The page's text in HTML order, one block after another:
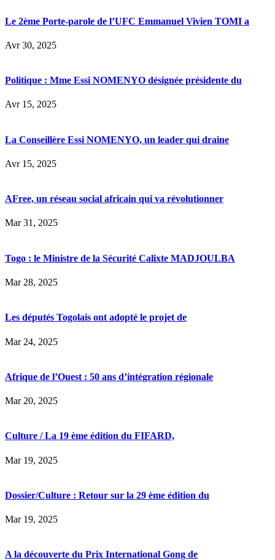
Le 2ème Porte-parole de l’UFC Emmanuel Vivien TOMI a
Avr 30, 2025
Politique : Mme Essi NOMENYO désignée présidente du
Avr 15, 2025
La Conseillère Essi NOMENYO, un leader qui draine
Avr 15, 2025
AFree, un réseau social africain qui va révolutionner
Mar 31, 2025
Togo : le Ministre de la Sécurité Calixte MADJOULBA
Mar 28, 2025
Les députés Togolais ont adopté le projet de
Mar 24, 2025
Afrique de l’Ouest : 50 ans d’intégration régionale
Mar 20, 2025
Culture / La 19 ème édition du FIFARD,
Mar 19, 2025
Dossier/Culture : Retour sur la 29 ème édition du
Mar 19, 2025
A la découverte du Prix International Gong de